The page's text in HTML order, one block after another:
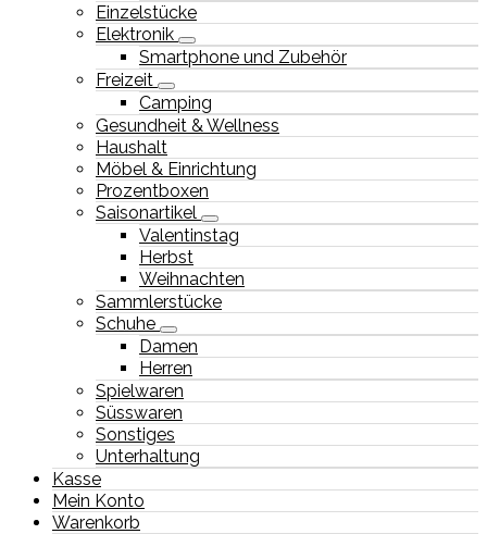
Einzelstücke
Elektronik
Smartphone und Zubehör
Freizeit
Camping
Gesundheit & Wellness
Haushalt
Möbel & Einrichtung
Prozentboxen
Saisonartikel
Valentinstag
Herbst
Weihnachten
Sammlerstücke
Schuhe
Damen
Herren
Spielwaren
Süsswaren
Sonstiges
Unterhaltung
Kasse
Mein Konto
Warenkorb